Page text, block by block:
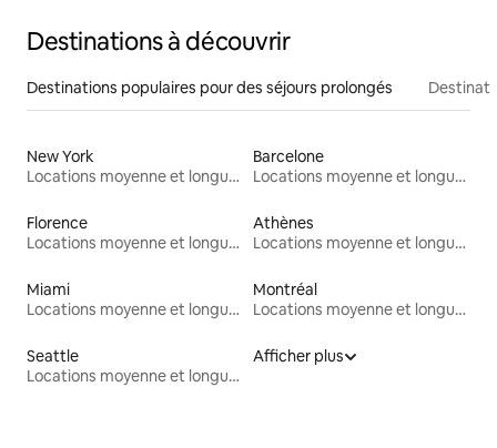
Destinations à découvrir
Destinations populaires pour des séjours prolongés
New York
Locations moyenne et longue durée
Barcelone
Locations moyenne et longue durée
Florence
Locations moyenne et longue durée
Athènes
Locations moyenne et longue durée
Miami
Locations moyenne et longue durée
Montréal
Locations moyenne et longue durée
Seattle
Locations moyenne et longue durée
Afficher plus